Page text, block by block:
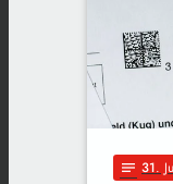
notes 31.